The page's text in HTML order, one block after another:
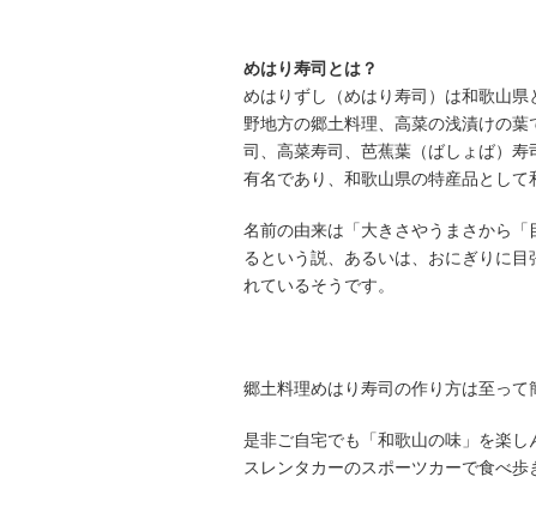
めはり寿司とは？
めはりずし（めはり寿司）は和歌山
野地方の郷土料理、高菜の浅漬けの
司、高菜寿司、芭蕉葉（ばしょば）
有名であり、和歌山県の特産品として
名前の由来は「大きさやうまさから
るという説、あるいは、おにぎりに
れているそうです。
郷土料理めはり寿司の作り方は至って
是非ご自宅でも「和歌山の味」を楽
スレンタカーのスポーツカーで食べ